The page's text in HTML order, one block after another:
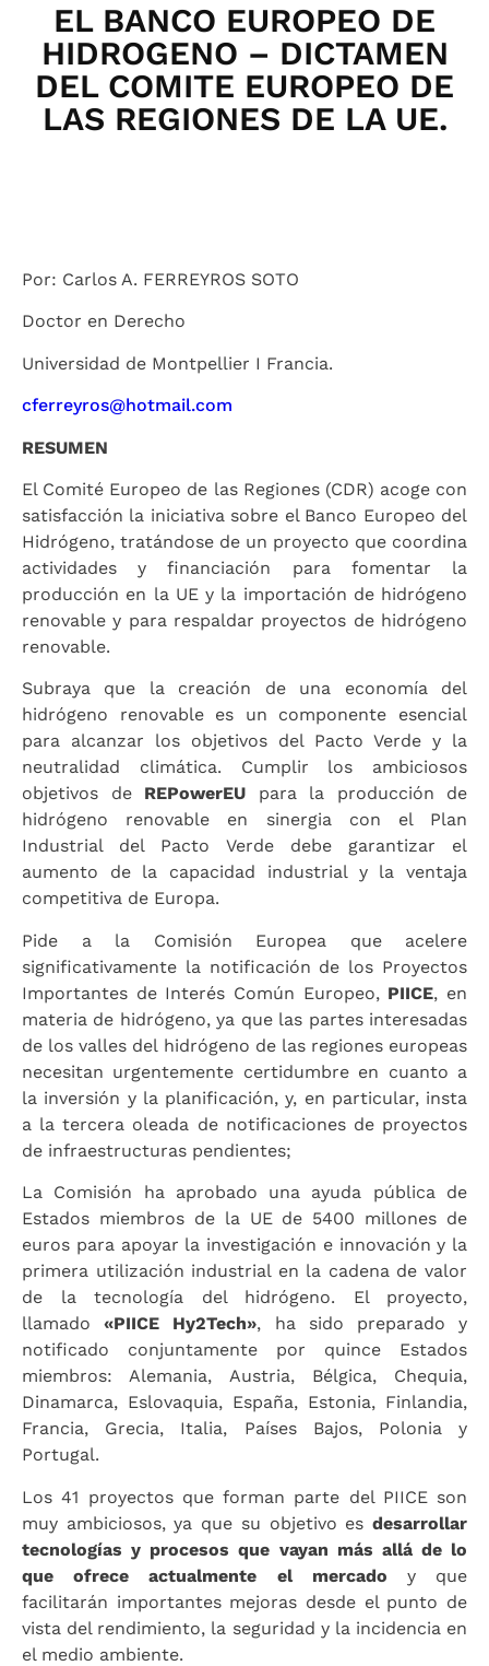
EL BANCO EUROPEO DE
HIDROGENO – DICTAMEN
DEL COMITE EUROPEO DE
LAS REGIONES DE LA UE.
Por: Carlos A. FERREYROS SOTO
Doctor en Derecho
Universidad de Montpellier I Francia.
cferreyros@hotmail.com
RESUMEN
El Comité Europeo de las Regiones (CDR) acoge con
satisfacción la iniciativa sobre el Banco Europeo del
Hidrógeno, tratándose de un proyecto que coordina
actividades y financiación para fomentar la
producción en la UE y la importación de hidrógeno
renovable y para respaldar proyectos de hidrógeno
renovable.
Subraya que la creación de una economía del
hidrógeno renovable es un componente esencial
para alcanzar los objetivos del Pacto Verde y la
neutralidad climática. Cumplir los ambiciosos
objetivos de REPowerEU para la producción de
hidrógeno renovable en sinergia con el Plan
Industrial del Pacto Verde debe garantizar el
aumento de la capacidad industrial y la ventaja
competitiva de Europa.
Pide a la Comisión Europea que acelere
significativamente la notificación de los Proyectos
Importantes de Interés Común Europeo, PIICE, en
materia de hidrógeno, ya que las partes interesadas
de los valles del hidrógeno de las regiones europeas
necesitan urgentemente certidumbre en cuanto a
la inversión y la planificación, y, en particular, insta
a la tercera oleada de notificaciones de proyectos
de infraestructuras pendientes;
La Comisión ha aprobado una ayuda pública de
Estados miembros de la UE de 5400 millones de
euros para apoyar la investigación e innovación y la
primera utilización industrial en la cadena de valor
de la tecnología del hidrógeno. El proyecto,
llamado«PIICE Hy2Tech», ha sido preparado y
notificado conjuntamente por quince Estados
miembros: Alemania, Austria, Bélgica, Chequia,
Dinamarca, Eslovaquia, España, Estonia, Finlandia,
Francia, Grecia, Italia, Países Bajos, Polonia y
Portugal.
Los 41 proyectos que forman parte del PIICE son
muy ambiciosos, ya que su objetivo es desarrollar
tecnologías y procesos que vayan más allá de lo
que ofrece actualmente el mercado y que
facilitarán importantes mejoras desde el punto de
vista del rendimiento, la seguridad y la incidencia en
el medio ambiente.